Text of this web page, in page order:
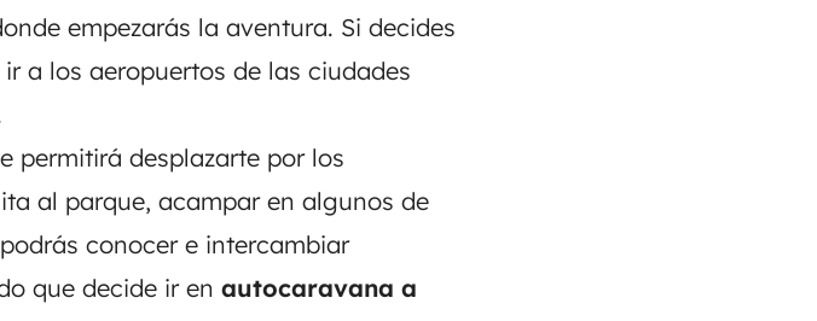
empezarás la aventura. Si decides
ir a los aeropuertos de las ciudades
permitirá desplazarte por los
al parque, acampar en algunos de
conocer e intercambiar
que decide ir en autocaravana a